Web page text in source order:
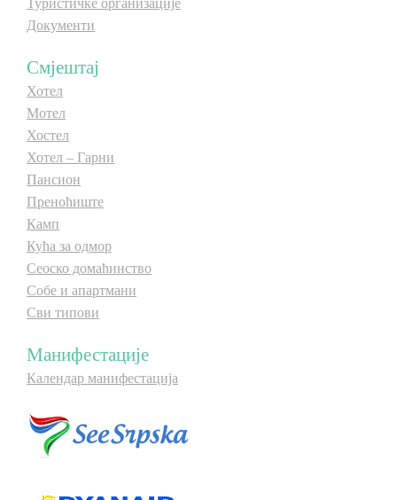
Туристичке организације
Документи
Смјештај
Хотел
Мотел
Хостел
Хотел – Гарни
Пансион
Преноћиште
Камп
Кућа за одмор
Сеоско домаћинство
Собе и апартмани
Сви типови
Манифестације
Календар манифестација